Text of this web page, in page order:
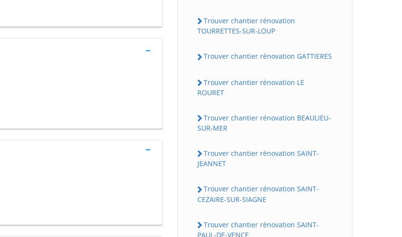
Trouver chantier rénovation
TOURRETTES-SUR-LOUP
Trouver chantier rénovation GATTIERES
Trouver chantier rénovation LE
ROURET
Trouver chantier rénovation BEAULIEU-
SUR-MER
Trouver chantier rénovation SAINT-
JEANNET
Trouver chantier rénovation SAINT-
CEZAIRE-SUR-SIAGNE
Trouver chantier rénovation SAINT-
PAUL-DE-VENCE